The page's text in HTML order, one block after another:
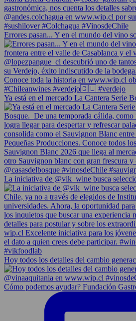
Errores pasan... Y en el mundo del vino
Ya está en el mercado La Cantera Serie
La iniciativa de @vik_wine busca
Hoy todos los detalles del cambio
Cómo podemos ayudar? Fundación